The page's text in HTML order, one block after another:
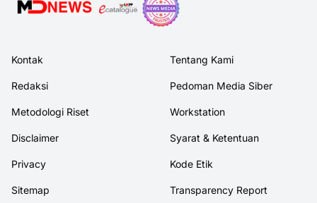
Kontak Tentang Kami
Redaksi Pedoman Media Siber
Metodologi Riset Workstation
Disclaimer Syarat & Ketentuan
Privacy Kode Etik
Sitemap Transparency Report